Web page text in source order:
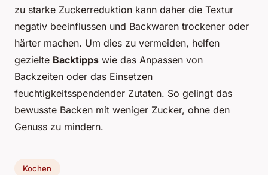
zu starke Zuckerreduktion kann daher die Textur
negativ beeinflussen und Backwaren trockener oder
härter machen. Um dies zu vermeiden, helfen
gezielte Backtipps wie das Anpassen von
Backzeiten oder das Einsetzen
feuchtigkeitsspendender Zutaten. So gelingt das
bewusste Backen mit weniger Zucker, ohne den
Genuss zu mindern.
Kochen